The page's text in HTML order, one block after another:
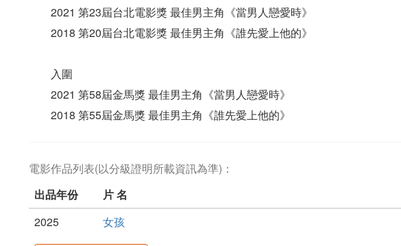
2021 第23屆台北電影獎 最佳男主角《當男人戀愛時》
2018 第20屆台北電影獎 最佳男主角《誰先愛上他的》
入圍
2021 第58屆金馬獎 最佳男主角《當男人戀愛時》
2018 第55屆金馬獎 最佳男主角《誰先愛上他的》
電影作品列表(以分級證明所載資訊為準)：
出品年份
片 名
2025
女孩